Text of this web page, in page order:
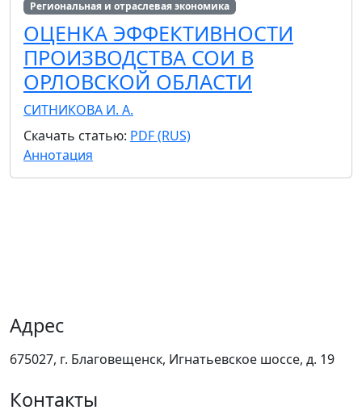
Региональная и отраслевая экономика
ОЦЕНКА ЭФФЕКТИВНОСТИ
ПРОИЗВОДСТВА СОИ В
ОРЛОВСКОЙ ОБЛАСТИ
СИТНИКОВА И. А.
Скачать статью: PDF (RUS)
Аннотация
Адрес
675027, г. Благовещенск, Игнатьевское шоссе, д. 19
Контакты